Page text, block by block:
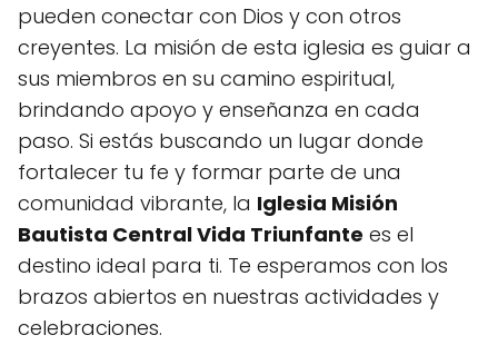
pueden conectar con Dios y con otros
creyentes. La misión de esta iglesia es guiar a
sus miembros en su camino espiritual,
brindando apoyo y enseñanza en cada
paso. Si estás buscando un lugar donde
fortalecer tu fe y formar parte de una
comunidad vibrante, la Iglesia Misión
Bautista Central Vida Triunfante es el
destino ideal para ti. Te esperamos con los
brazos abiertos en nuestras actividades y
celebraciones.